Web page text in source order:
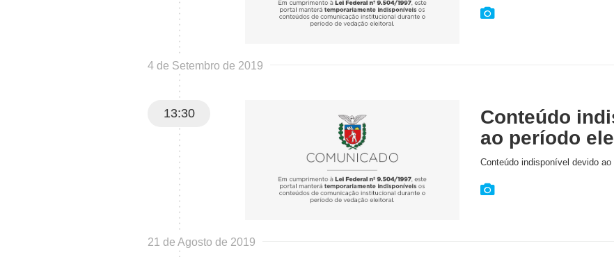
4 de Setembro de 2019
13:30
Conteúdo
ao período
Conteúdo indisponível devido ao
21 de Agosto de 2019